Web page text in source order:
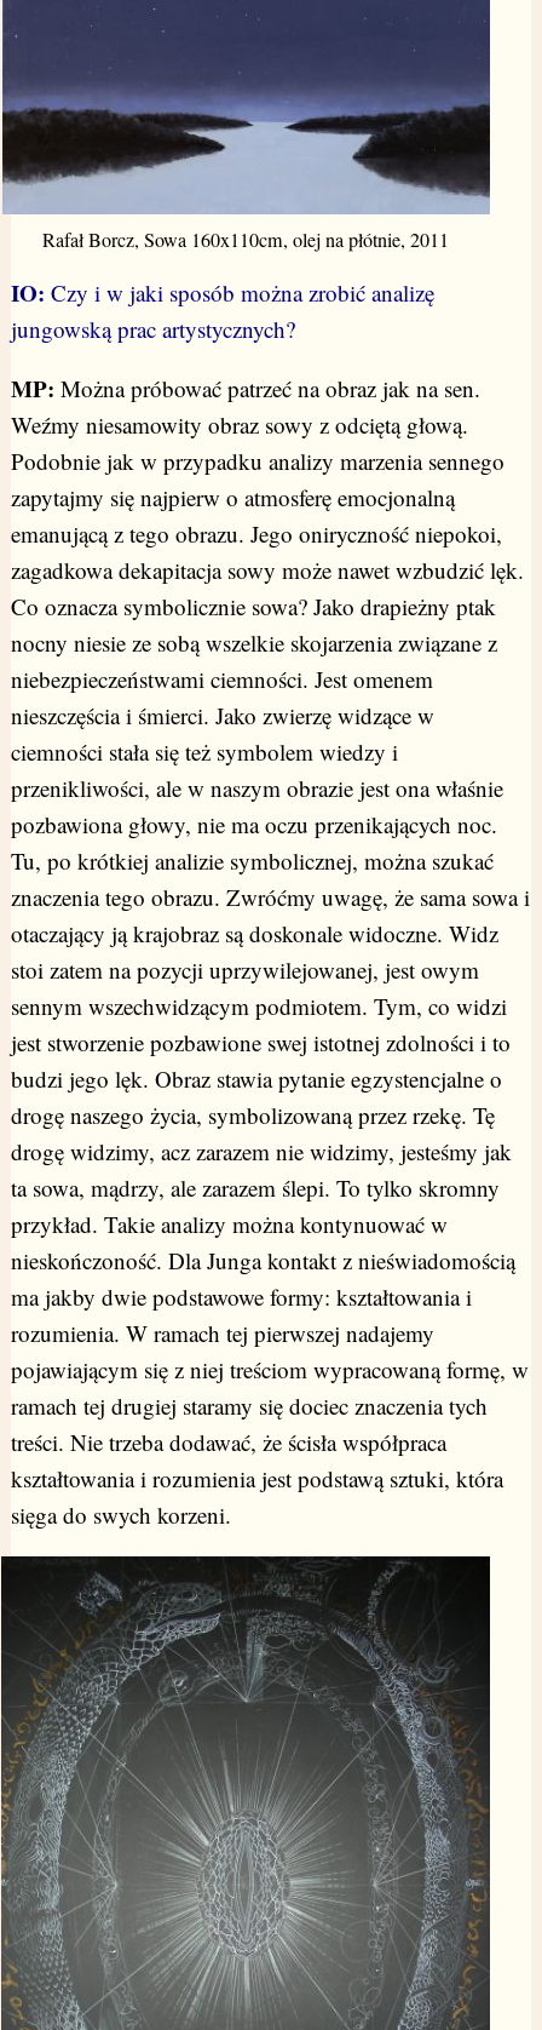
Rafał Borcz, Sowa 160x110cm, olej na płótnie, 2011
IO: Czy i w jaki sposób można zrobić analizę
jungowską prac artystycznych?
MP: Można próbować patrzeć na obraz jak na sen.
Weźmy niesamowity obraz sowy z odciętą głową.
Podobnie jak w przypadku analizy marzenia sennego
zapytajmy się najpierw o atmosferę emocjonalną
emanującą z tego obrazu. Jego oniryczność niepokoi,
zagadkowa dekapitacja sowy może nawet wzbudzić lęk.
Co oznacza symbolicznie sowa? Jako drapieżny ptak
nocny niesie ze sobą wszelkie skojarzenia związane z
niebezpieczeństwami ciemności. Jest omenem
nieszczęścia i śmierci. Jako zwierzę widzące w
ciemności stała się też symbolem wiedzy i
przenikliwości, ale w naszym obrazie jest ona właśnie
pozbawiona głowy, nie ma oczu przenikających noc.
Tu, po krótkiej analizie symbolicznej, można szukać
znaczenia tego obrazu. Zwróćmy uwagę, że sama sowa i
otaczający ją krajobraz są doskonale widoczne. Widz
stoi zatem na pozycji uprzywilejowanej, jest owym
sennym wszechwidzącym podmiotem. Tym, co widzi
jest stworzenie pozbawione swej istotnej zdolności i to
budzi jego lęk. Obraz stawia pytanie egzystencjalne o
drogę naszego życia, symbolizowaną przez rzekę. Tę
drogę widzimy, acz zarazem nie widzimy, jesteśmy jak
ta sowa, mądrzy, ale zarazem ślepi. To tylko skromny
przykład. Takie analizy można kontynuować w
nieskończoność. Dla Junga kontakt z nieświadomością
ma jakby dwie podstawowe formy: kształtowania i
rozumienia. W ramach tej pierwszej nadajemy
pojawiającym się z niej treściom wypracowaną formę, w
ramach tej drugiej staramy się dociec znaczenia tych
treści. Nie trzeba dodawać, że ścisła współpraca
kształtowania i rozumienia jest podstawą sztuki, która
sięga do swych korzeni.